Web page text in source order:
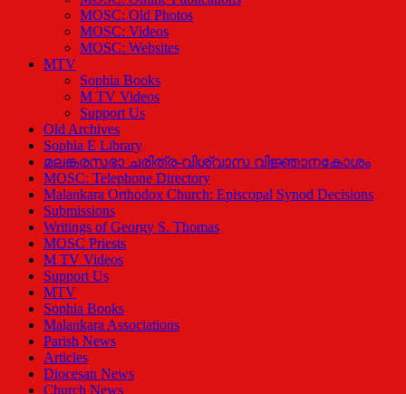
MOSC: Old Photos
MOSC: Videos
MOSC: Websites
MTV
Sophia Books
M TV Videos
Support Us
Old Archives
Sophia E Library
മലങ്കരസഭാ ചരിത്ര-വിശ്വാസ വിജ്ഞാനകോശം
MOSC: Telephone Directory
Malankara Orthodox Church: Episcopal Synod Decisions
Submissions
Writings of Georgy S. Thomas
MOSC Priests
M TV Videos
Support Us
MTV
Sophia Books
Malankara Associations
Parish News
Articles
Diocesan News
Church News